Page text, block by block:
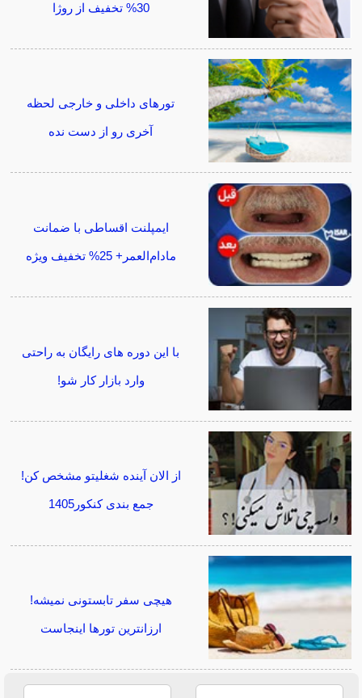
30% تخفیف از روژا
تورهای داخلی و خارجی لحظه
آخری رو از دست نده
ایمپلنت اقساطی با ضمانت
مادام‌العمر+ 25% تخفیف ویژه
با این دوره های رایگان به راحتی
وارد بازار کار شو!
از الان آینده شغلیتو مشخص کن!
جمع بندی کنکور1405
هیچی سفر تابستونی نمیشه!
ارزانترین تورها اینجاست